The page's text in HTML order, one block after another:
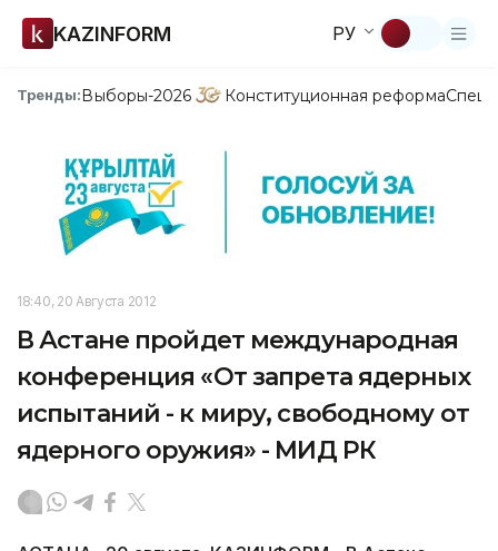
KAZINFORM РУ
Тренды:Выборы-2026 Конституционная реформа
18:40, 20 Августа 2012
В Астане пройдет международная
конференция «От запрета ядерных
испытаний - к миру, свободному от
ядерного оружия» - МИД РК